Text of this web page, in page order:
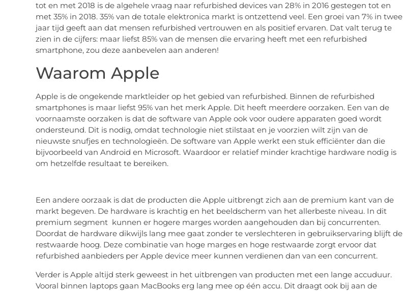
tot en met 2018 is de algehele vraag naar refurbished devices van 28% in 2016 gestegen tot en
met 35% in 2018. 35% van de totale elektronica markt is ontzettend veel. Een groei van 7% in twee
jaar tijd geeft aan dat mensen refurbished vertrouwen en als positief ervaren. Dat valt terug te
zien in de cijfers: maar liefst 85% van de mensen die ervaring heeft met een refurbished
smartphone, zou deze aanbevelen aan anderen!
Waarom Apple
Apple is de ongekende marktleider op het gebied van refurbished. Binnen de refurbished
smartphones is maar liefst 95% van het merk Apple. Dit heeft meerdere oorzaken. Een van de
voornaamste oorzaken is dat de software van Apple ook voor oudere apparaten goed wordt
ondersteund. Dit is nodig, omdat technologie niet stilstaat en je voorzien wilt zijn van de
nieuwste snufjes en technologieën. De software van Apple werkt een stuk efficiënter dan die
bijvoorbeeld van Android en Microsoft. Waardoor er relatief minder krachtige hardware nodig is
om hetzelfde resultaat te bereiken.
Een andere oorzaak is dat de producten die Apple uitbrengt zich aan de premium kant van de
markt begeven. De hardware is krachtig en het beeldscherm van het allerbeste niveau. In dit
premium segment kunnen er hogere marges worden aangehouden dan bij concurrenten.
Doordat de hardware dikwijls lang mee gaat zonder te verslechteren in gebruikservaring blijft de
restwaarde hoog. Deze combinatie van hoge marges en hoge restwaarde zorgt ervoor dat
refurbished aanbieders per Apple device meer kunnen verdienen dan van een concurrent.
Verder is Apple altijd sterk geweest in het uitbrengen van producten met een lange accuduur.
Vooral binnen laptops gaan MacBooks erg lang mee op één accu. Dit draagt ook bij aan de